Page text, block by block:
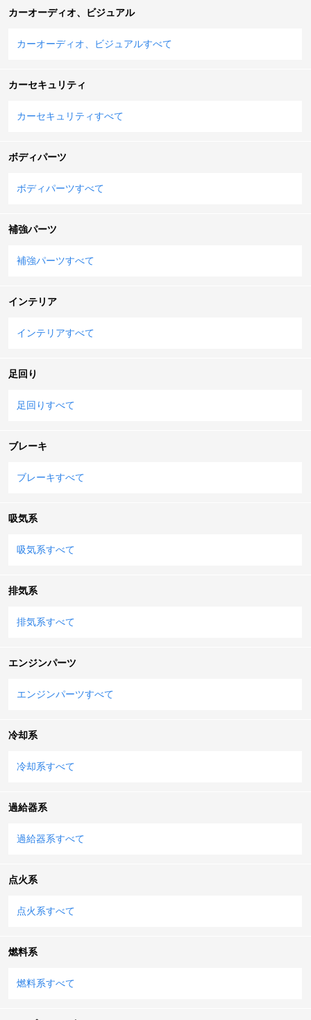
カーオーディオ、ビジュアル
カーオーディオ、ビジュアルすべて
カーセキュリティ
カーセキュリティすべて
ボディパーツ
ボディパーツすべて
補強パーツ
補強パーツすべて
インテリア
インテリアすべて
足回り
足回りすべて
ブレーキ
ブレーキすべて
吸気系
吸気系すべて
排気系
排気系すべて
エンジンパーツ
エンジンパーツすべて
冷却系
冷却系すべて
過給器系
過給器系すべて
点火系
点火系すべて
燃料系
燃料系すべて